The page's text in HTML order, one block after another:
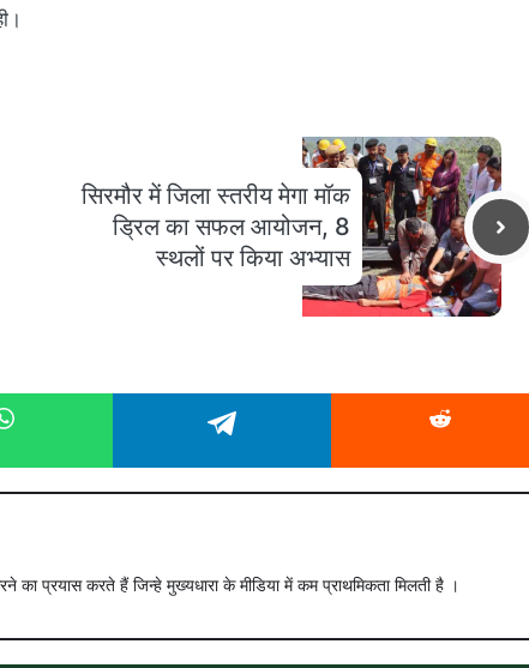
सिरमौर में जिला स्तरीय मेगा मॉक
ड्रिल का सफल आयोजन, 8
स्थलों पर किया अभ्यास
प्रयास करते हैं जिन्हे मुख्यधारा के मीडिया में कम प्राथमिकता मिलती है ।